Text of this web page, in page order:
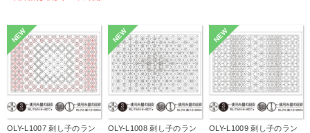
NEW
OLY-L1007 刺し子のラン
NEW
OLY-L1008 刺し子のラン
NEW
OLY-L1009 刺し子のラン